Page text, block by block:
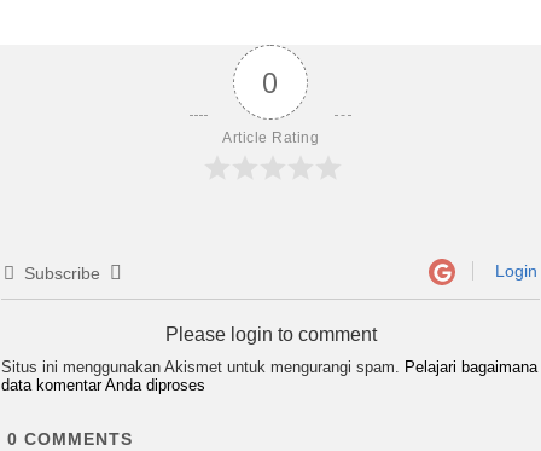
0
Article Rating
Subscribe Login
Please login to comment
Situs ini menggunakan Akismet untuk mengurangi spam. Pelajari bagaimana
data komentar Anda diproses
0 COMMENTS